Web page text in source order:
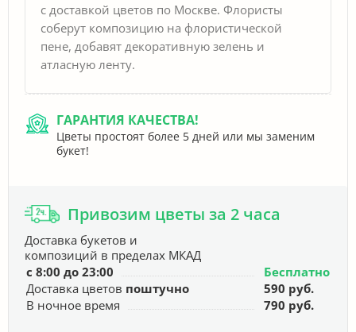
с доставкой цветов по Москве. Флористы
соберут композицию на флористической
пене, добавят декоративную зелень и
атласную ленту.
ГАРАНТИЯ КАЧЕСТВА!
Цветы простоят более 5 дней или мы заменим
букет!
Привозим цветы за 2 часа
Доставка букетов и
композиций в пределах МКАД
с 8:00 до 23:00
Бесплатно
Доставка цветов поштучно
590 руб.
В ночное время
790 руб.